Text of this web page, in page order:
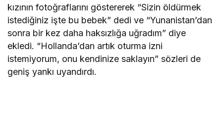
kızının fotoğraflarını göstererek “Sizin öldürmek
istediğiniz işte bu bebek” dedi ve “Yunanistan’dan
sonra bir kez daha haksızlığa uğradım” diye
ekledi. “Hollanda’dan artık oturma izni
istemiyorum, onu kendinize saklayın” sözleri de
geniş yankı uyandırdı.